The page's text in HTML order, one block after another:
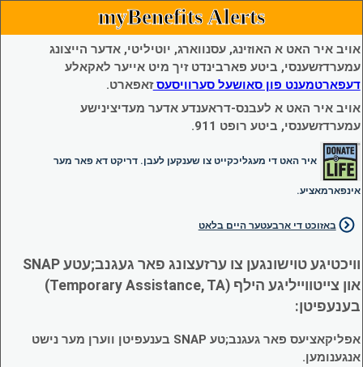
myBenefits Alerts
אויב איר האט א האוזינג, עסנווארג, יוטיליטי, אדער הייצונג
עמערדזשענסי, ביטע פארבינדט זיך מיט אייער לאקאלע
דעפארטמענט פון סאושעל סערוויסעסזאפארט.
אויב איר האט א לעבנס-דראענדע אדער מעדיצינישע
עמערדזשענסי, ביטע רופט 911.
איר האט די מעגליכקייט צו שענקען לעבן. דריקט דא פאר מער
אינפארמאציע.
באזוכט די ארבעטער היים בלאט
וויכטיגע טוישונגען צו ערזעצונג פאר געגנב;עטע SNAP
און צייטווייליגע הילף (Temporary Assistance, TA)
בענעפיטן:
אפליקאציעס פאר געגנב;טע SNAP בענעפיטן ווערן מער נישט
אנגענומען.